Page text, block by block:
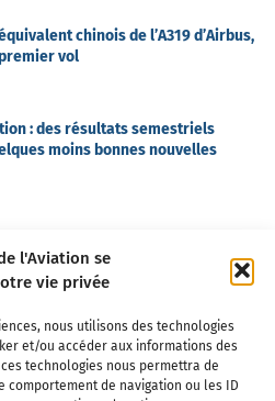
l'Aviation se
vie privée
nous utilisons des technologies
et/ou accéder aux informations des
technologies nous permettra de
de navigation ou les ID
chinois de l’A319 d’Airbus,
vol
: des résultats semestriels
moins bonnes nouvelles
Nous contacter
Partenaires
de confidentialité Cookies